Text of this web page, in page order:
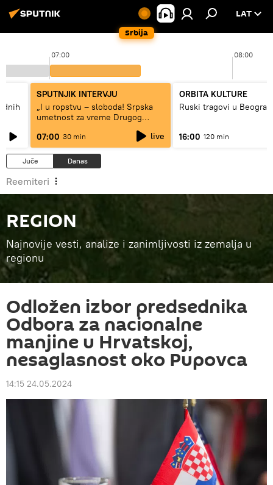
Srbija
LAT
07:00 08:00
SPUTNJIK INTERVJU
„I u ropstvu – sloboda! Srpska
umetnost za vreme Drugog
07:00 30 min live
ORBITA KULTURE
Ruski tragovi u
16:00 120 min
Juče Danas
Reemiteri
REGION
Najnovije vesti, analize i zanimljivosti iz zemalja u
regionu
Odložen izbor predsednika
Odbora za nacionalne
manjine u Hrvatskoj,
nesaglasnost oko Pupovca
14:15 24.05.2024